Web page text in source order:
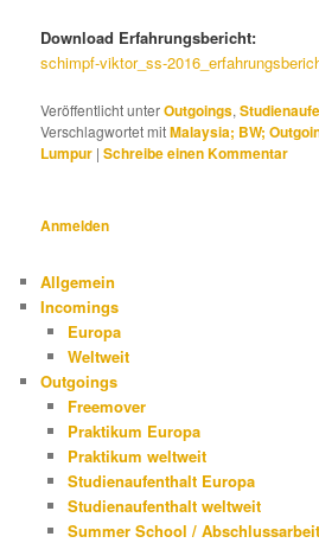
Download Erfahrungsbericht:
schimpf-viktor_ss-
Veröffentlicht unterOutgoings,
Verschlagwortet mitMalaysia; BW;
Lumpur |Schreibe einen Kommentar
Anmelden
Allgemein
Incomings
Europa
Weltweit
Outgoings
Freemover
Praktikum Europa
Praktikum weltweit
Studienaufenthalt Europa
Studienaufenthalt weltweit
Summer School / Abschlussarbeit